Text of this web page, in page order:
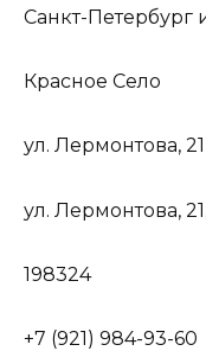
Санкт-Петербург
Красное Село
ул. Лермонтова, 21
ул. Лермонтова,
198324
+7 (921) 984-93-60